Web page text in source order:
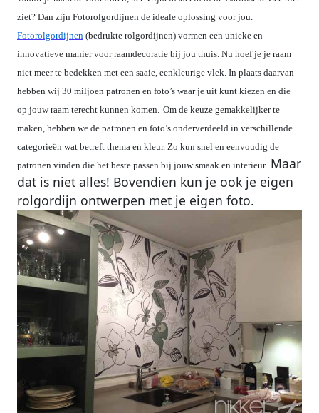
ziet? Dan zijn Fotorolgordijnen de ideale oplossing voor jou.
Fotorolgordijnen (bedrukte rolgordijnen) vormen een unieke en
innovatieve manier voor raamdecoratie bij jou thuis. Nu hoef je je raam
niet meer te bedekken met een saaie, eenkleurige vlek. In plaats daarvan
hebben wij 30 miljoen patronen en foto’s waar je uit kunt kiezen en die
op jouw raam terecht kunnen komen. Om de keuze gemakkelijker te
maken, hebben we de patronen en foto’s onderverdeeld in verschillende
categorieën wat betreft thema en kleur. Zo kun snel en eenvoudig de
patronen vinden die het beste passen bij jouw smaak en interieur. Maar
dat is niet alles! Bovendien kun je ook je eigen
rolgordijn ontwerpen met je eigen foto.